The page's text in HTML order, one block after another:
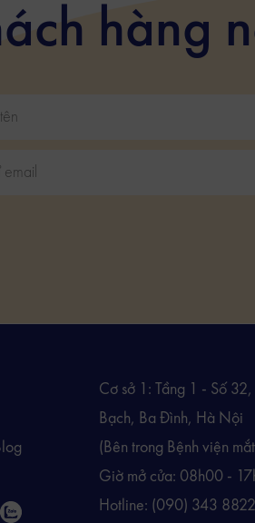
hàng
Cơ sở 1: Tầng 1 - Số
Bạch, Ba Đình, Hà Nội
(Bên trong Bệnh viện
Giờ mở cửa: 08h00 -
Hotline: (090) 343 8822